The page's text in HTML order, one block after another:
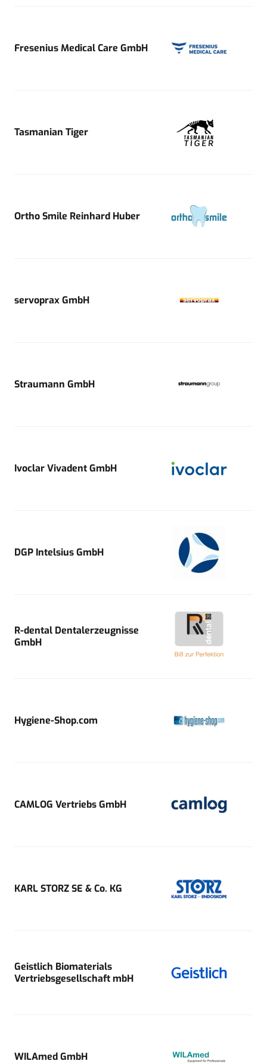
Fresenius Medical Care GmbH
Tasmanian Tiger
Ortho Smile Reinhard Huber
servoprax GmbH
Straumann GmbH
Ivoclar Vivadent GmbH
DGP Intelsius GmbH
R-dental Dentalerzeugnisse
GmbH
Hygiene-Shop.com
CAMLOG Vertriebs GmbH
KARL STORZ SE & Co. KG
Geistlich Biomaterials
Vertriebsgesellschaft mbH
WILAmed GmbH